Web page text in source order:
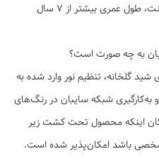
سایبان تورینه بافت با بافت مونوفیلامنت، طول عمری بیشتر از 7 سال
به چه صورت است؟
شید گلخانه، تنظیم نور وارد شده به
شبکه سایبان در رنگ‌های
اینکه محصول تحت کشت زیر
باشد امکان‌پذیر شده است.